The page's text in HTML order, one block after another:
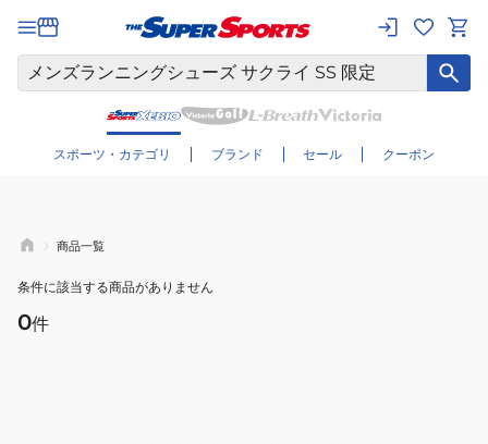
スポーツ・カテゴリ ブランド セール クーポン
さらに絞り込む
商品一覧
条件に該当する商品がありません
0件